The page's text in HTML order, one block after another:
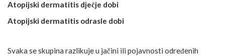
Atopijski dermatitis dječje dobi
Atopijski dermatitis odrasle dobi
Svaka se skupina razlikuje u jačini ili pojavnosti određenih